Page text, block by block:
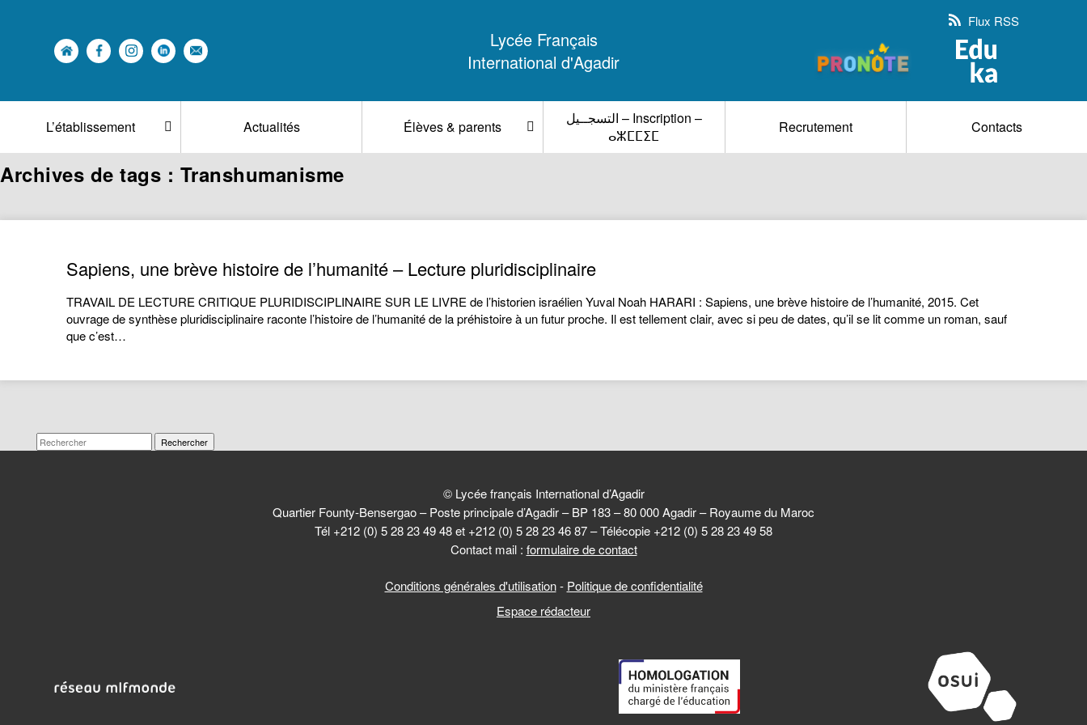
Lycée Français
International d'Agadir
Flux RSS
L’établissement Actualités Élèves & parents
التسجــيل – Inscription –
ⴰⵣⵎⵎⵉⵎ
Recrutement Contacts
Archives de tags : Transhumanisme
Sapiens, une brève histoire de l’humanité – Lecture pluridisciplinaire
TRAVAIL DE LECTURE CRITIQUE PLURIDISCIPLINAIRE SUR LE LIVRE de l’historien israélien Yuval Noah HARARI : Sapiens, une brève histoire de l’humanité, 2015. Cet
ouvrage de synthèse pluridisciplinaire raconte l’histoire de l’humanité de la préhistoire à un futur proche. Il est tellement clair, avec si peu de dates, qu’il se lit comme un roman, sauf
que c’est…
Rechercher
© Lycée français International d’Agadir
Quartier Founty-Bensergao – Poste principale d’Agadir – BP 183 – 80 000 Agadir – Royaume du Maroc
Tél +212 (0) 5 28 23 49 48 et +212 (0) 5 28 23 46 87 – Télécopie +212 (0) 5 28 23 49 58
Contact mail : formulaire de contact
Conditions générales d'utilisation- Politique de confidentialité
Espace rédacteur